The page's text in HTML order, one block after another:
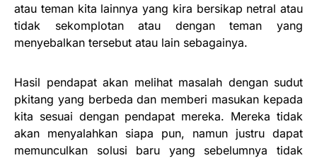
atau teman kita lainnya yang kira bersikap netral atau
tidak sekomplotan atau dengan teman yang
menyebalkan tersebut atau lain sebagainya.
Hasil pendapat akan melihat masalah dengan sudut
pkitang yang berbeda dan memberi masukan kepada
kita sesuai dengan pendapat mereka. Mereka tidak
akan menyalahkan siapa pun, namun justru dapat
memunculkan solusi baru yang sebelumnya tidak